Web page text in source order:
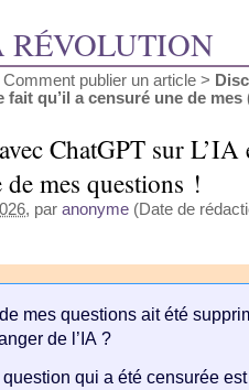
Comment publier un article >
fait qu’il a censuré une de mes
ChatGPT sur L’IA
de mes questions !
, par anonyme (Date de
de mes questions ait été
de l’IA ?
question qui a été censurée